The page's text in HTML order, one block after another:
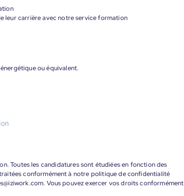
leur carrière avec notre service formation
ou équivalent.
Toutes les candidatures sont étudiées en fonction des
conformément à notre politique de confidentialité
Vous pouvez exercer vos droits conformément